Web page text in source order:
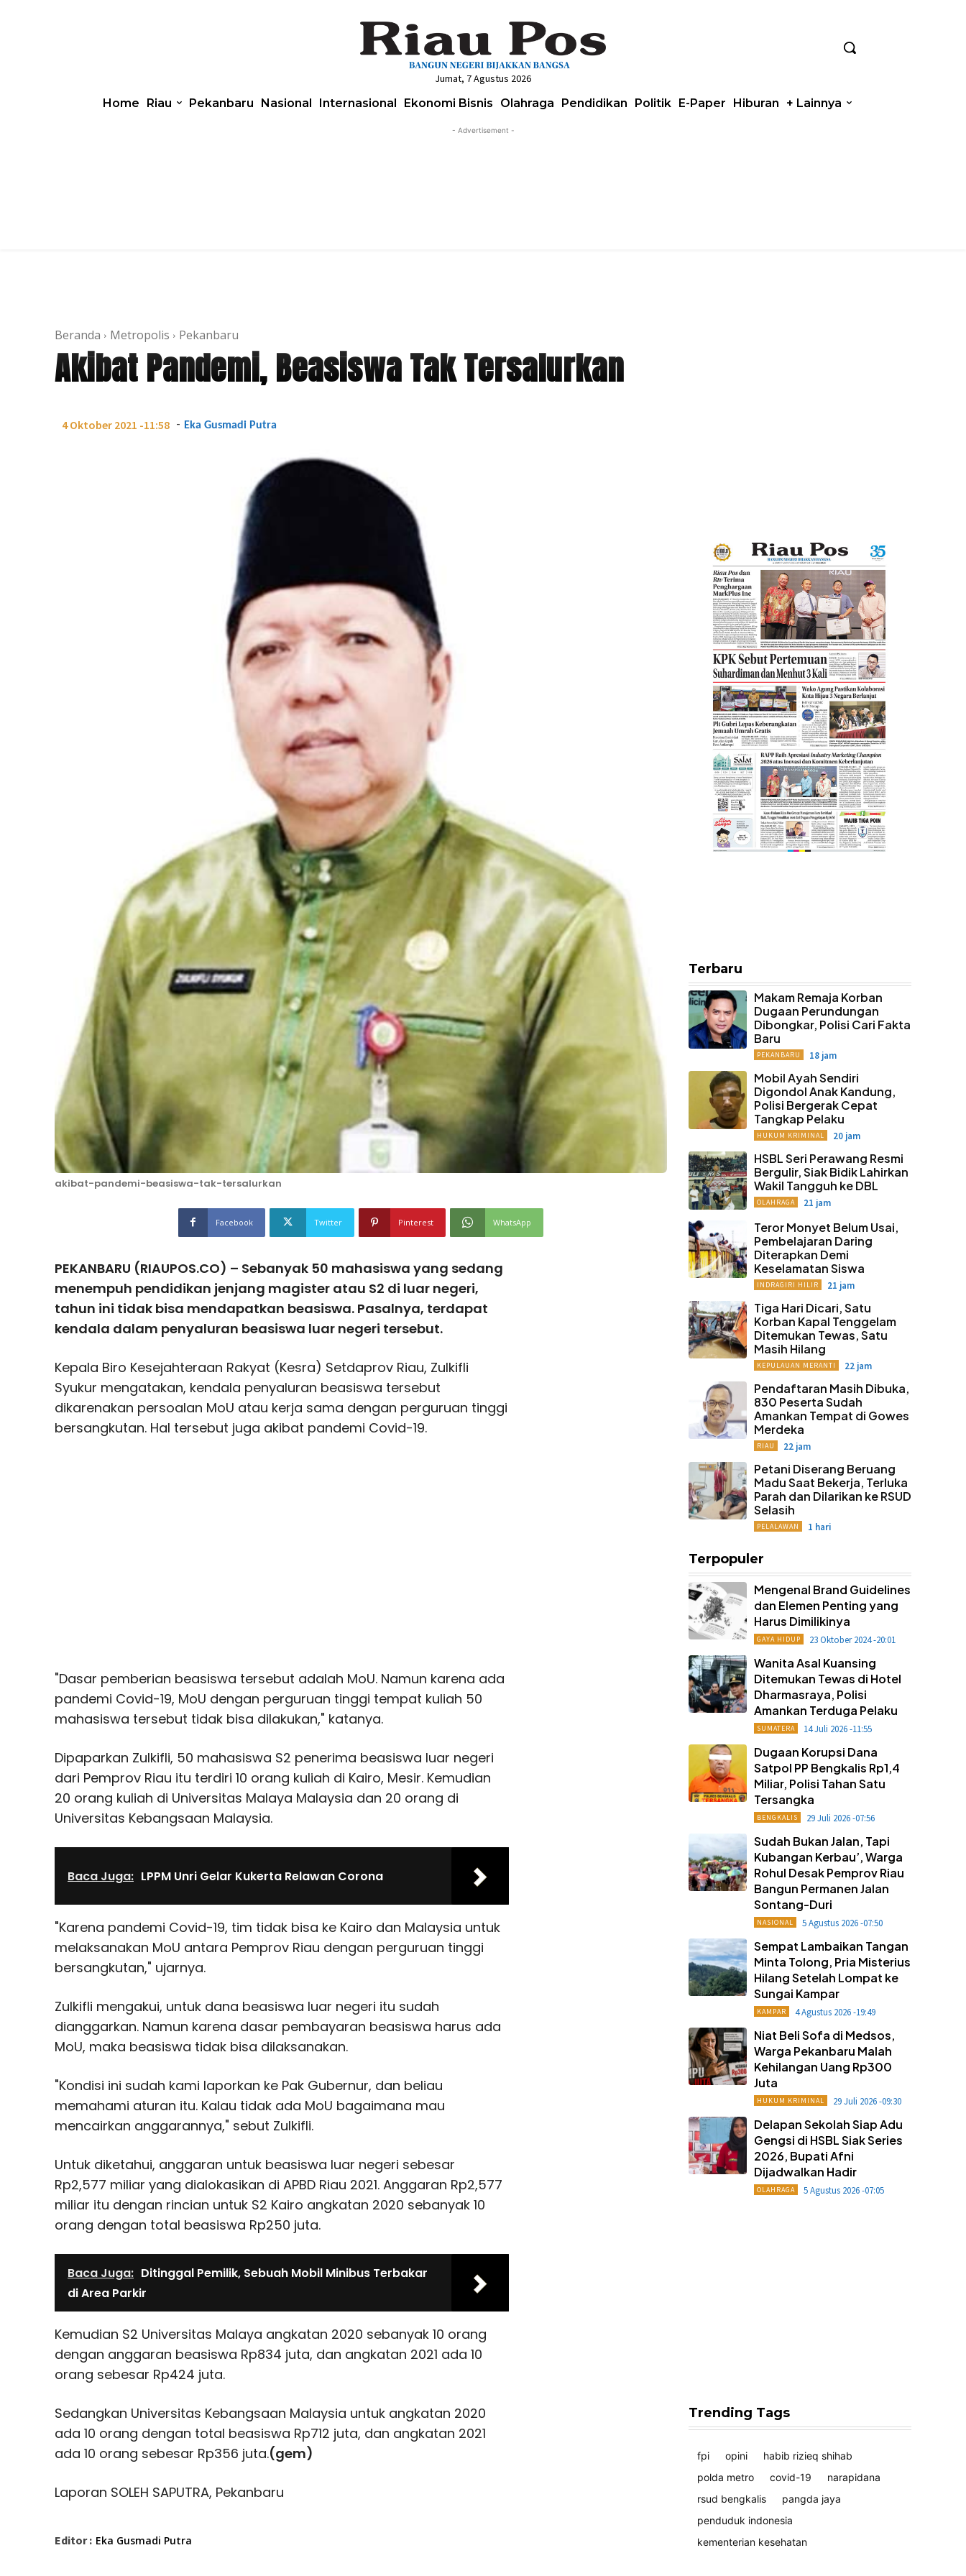
Jumat, 7 Agustus 2026
Home Riau Pekanbaru Nasional Internasional Ekonomi Bisnis Olahraga Pendidikan Politik E-Paper Hiburan + Lainnya
- Advertisement -
Beranda Metropolis Pekanbaru
Akibat Pandemi, Beasiswa Tak Tersalurkan
4 Oktober 2021 -11:58 - Eka Gusmadi Putra
akibat-pandemi-beasiswa-tak-tersalurkan
Facebook Twitter Pinterest WhatsApp
PEKANBARU (RIAUPOS.CO) – Sebanyak 50 mahasiswa yang sedang
menempuh pendidikan jenjang magister atau S2 di luar negeri,
tahun ini tidak bisa mendapatkan beasiswa. Pasalnya, terdapat
kendala dalam penyaluran beasiswa luar negeri tersebut.
Kepala Biro Kesejahteraan Rakyat (Kesra) Setdaprov Riau, Zulkifli
Syukur mengatakan, kendala penyaluran beasiswa tersebut
dikarenakan persoalan MoU atau kerja sama dengan perguruan tinggi
bersangkutan. Hal tersebut juga akibat pandemi Covid-19.
"Dasar pemberian beasiswa tersebut adalah MoU. Namun karena ada
pandemi Covid-19, MoU dengan perguruan tinggi tempat kuliah 50
mahasiswa tersebut tidak bisa dilakukan," katanya.
Dipaparkan Zulkifli, 50 mahasiswa S2 penerima beasiswa luar negeri
dari Pemprov Riau itu terdiri 10 orang kuliah di Kairo, Mesir. Kemudian
20 orang kuliah di Universitas Malaya Malaysia dan 20 orang di
Universitas Kebangsaan Malaysia.
Baca Juga: LPPM Unri Gelar Kukerta Relawan Corona
"Karena pandemi Covid-19, tim tidak bisa ke Kairo dan Malaysia untuk
melaksanakan MoU antara Pemprov Riau dengan perguruan tinggi
bersangkutan," ujarnya.
Zulkifli mengakui, untuk dana beasiswa luar negeri itu sudah
dianggarkan. Namun karena dasar pembayaran beasiswa harus ada
MoU, maka beasiswa tidak bisa dilaksanakan.
"Kondisi ini sudah kami laporkan ke Pak Gubernur, dan beliau
memahami aturan itu. Kalau tidak ada MoU bagaimana mau
mencairkan anggarannya," sebut Zulkifli.
Untuk diketahui, anggaran untuk beasiswa luar negeri sebesar
Rp2,577 miliar yang dialokasikan di APBD Riau 2021. Anggaran Rp2,577
miliar itu dengan rincian untuk S2 Kairo angkatan 2020 sebanyak 10
orang dengan total beasiswa Rp250 juta.
Baca Juga: Ditinggal Pemilik, Sebuah Mobil Minibus Terbakar
di Area Parkir
Kemudian S2 Universitas Malaya angkatan 2020 sebanyak 10 orang
dengan anggaran beasiswa Rp834 juta, dan angkatan 2021 ada 10
orang sebesar Rp424 juta.
Sedangkan Universitas Kebangsaan Malaysia untuk angkatan 2020
ada 10 orang dengan total beasiswa Rp712 juta, dan angkatan 2021
ada 10 orang sebesar Rp356 juta.(gem)
Laporan SOLEH SAPUTRA, Pekanbaru
Editor : Eka Gusmadi Putra
Terbaru
Makam Remaja Korban
Dugaan Perundungan
Dibongkar, Polisi Cari Fakta
Baru
PEKANBARU 18 jam
Mobil Ayah Sendiri
Digondol Anak Kandung,
Polisi Bergerak Cepat
Tangkap Pelaku
HUKUM KRIMINAL 20 jam
HSBL Seri Perawang Resmi
Bergulir, Siak Bidik Lahirkan
Wakil Tangguh ke DBL
OLAHRAGA 21 jam
Teror Monyet Belum Usai,
Pembelajaran Daring
Diterapkan Demi
Keselamatan Siswa
INDRAGIRI HILIR 21 jam
Tiga Hari Dicari, Satu
Korban Kapal Tenggelam
Ditemukan Tewas, Satu
Masih Hilang
KEPULAUAN MERANTI 22 jam
Pendaftaran Masih Dibuka,
830 Peserta Sudah
Amankan Tempat di Gowes
Merdeka
RIAU 22 jam
Petani Diserang Beruang
Madu Saat Bekerja, Terluka
Parah dan Dilarikan ke RSUD
Selasih
PELALAWAN 1 hari
Terpopuler
Mengenal Brand Guidelines
dan Elemen Penting yang
Harus Dimilikinya
GAYA HIDUP 23 Oktober 2024 -20:01
Wanita Asal Kuansing
Ditemukan Tewas di Hotel
Dharmasraya, Polisi
Amankan Terduga Pelaku
SUMATERA 14 Juli 2026 -11:55
Dugaan Korupsi Dana
Satpol PP Bengkalis Rp1,4
Miliar, Polisi Tahan Satu
Tersangka
BENGKALIS 29 Juli 2026 -07:56
Sudah Bukan Jalan, Tapi
Kubangan Kerbau’, Warga
Rohul Desak Pemprov Riau
Bangun Permanen Jalan
Sontang-Duri
NASIONAL 5 Agustus 2026 -07:50
Sempat Lambaikan Tangan
Minta Tolong, Pria Misterius
Hilang Setelah Lompat ke
Sungai Kampar
KAMPAR 4 Agustus 2026 -19:49
Niat Beli Sofa di Medsos,
Warga Pekanbaru Malah
Kehilangan Uang Rp300
Juta
HUKUM KRIMINAL 29 Juli 2026 -09:30
Delapan Sekolah Siap Adu
Gengsi di HSBL Siak Series
2026, Bupati Afni
Dijadwalkan Hadir
OLAHRAGA 5 Agustus 2026 -07:05
Trending Tags
fpi opini
habib rizieq shihab
polda metro
covid-19
narapidana
rsud bengkalis
pangda jaya
penduduk indonesia
kementerian kesehatan